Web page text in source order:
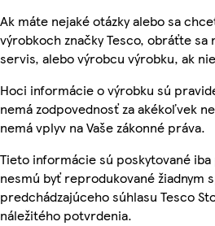
Ak máte nejaké otázky alebo sa
výrobkoch značky Tesco, obráťte sa
servis, alebo výrobcu výrobku, ak
Hoci informácie o výrobku sú
nemá zodpovednosť za akékoľvek
nemá vplyv na Vaše zákonné práva.
Tieto informácie sú poskytované
nesmú byť reprodukované žiadnym
predchádzajúceho súhlasu Tesco
náležitého potvrdenia.